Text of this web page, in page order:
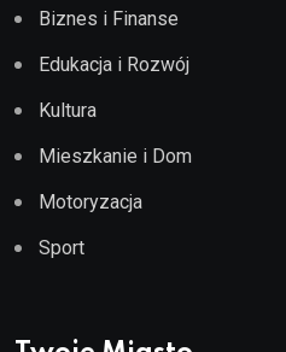
Biznes i Finanse
Edukacja i Rozwój
Kultura
Mieszkanie i Dom
Motoryzacja
Sport